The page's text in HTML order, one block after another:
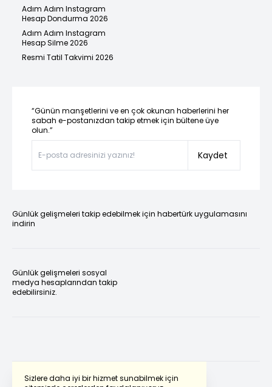
Sizlere daha iyi bir hizmet sunabilmek için
Adım Adım Instagram
Hesap Dondurma 2026
Adım Adım Instagram
Hesap Silme 2026
Resmi Tatil Takvimi 2026
“Günün manşetlerini ve en çok okunan haberlerini her
sabah e-postanızdan takip etmek için bültene üye
olun.”
Kaydet
Günlük gelişmeleri takip edebilmek için habertürk uygulamasını
indirin
Günlük gelişmeleri sosyal
medya hesaplarından takip
edebilirsiniz.